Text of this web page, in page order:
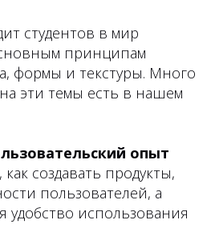
студентов в мир
принципам
формы и текстуры. Много
эти темы есть в нашем
опыт
создавать продукты,
пользователей, а
удобство использования